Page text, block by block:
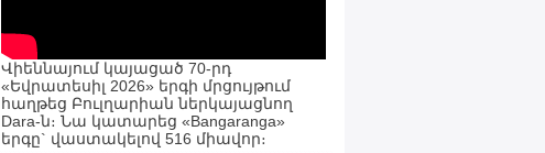
Վիեննայում կայացած 70-րդ
«Եվրատեսիլ 2026» երգի մրցույթում
հաղթեց Բուլղարիան ներկայացնող
Dara-ն։ Նա կատարեց «Bangaranga»
երգը` վաստակելով 516 միավոր։